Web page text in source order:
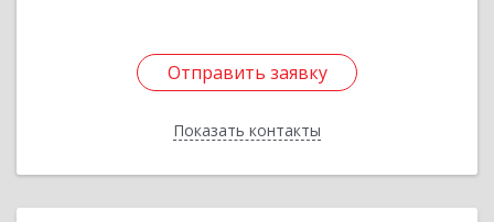
Отправить заявку
Показать контакты
Отправить заявку
Назад